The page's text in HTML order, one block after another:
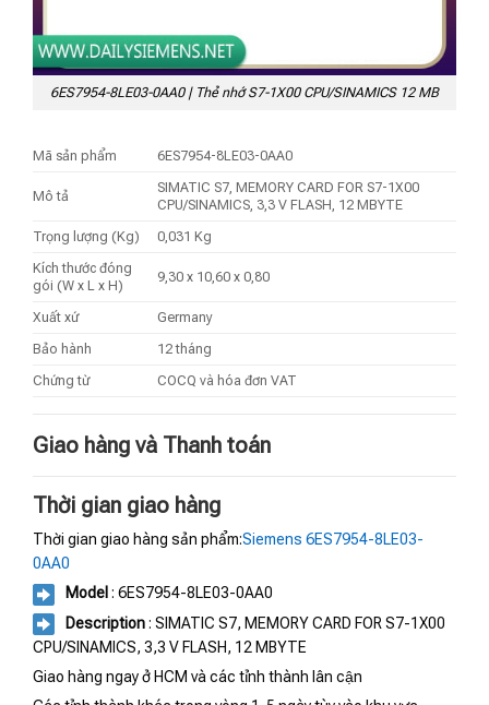
6ES7954-8LE03-0AA0 | Thẻ nhớ S7-1X00 CPU/SINAMICS 12 MB
Mã sản phẩm 6ES7954-8LE03-0AA0
Mô tả
SIMATIC S7, MEMORY CARD FOR S7-1X00
CPU/SINAMICS, 3,3 V FLASH, 12 MBYTE
Trọng lượng (Kg)
0,031 Kg
Kích thước đóng
gói (W x L x H)
9,30 x 10,60 x 0,80
Xuất xứ
Germany
Bảo hành
12 tháng
Chứng từ
COCQ và hóa đơn VAT
Giao hàng và Thanh toán
Thời gian giao hàng
Thời gian giao hàng sản phẩm:Siemens 6ES7954-8LE03-
0AA0
Model : 6ES7954-8LE03-0AA0
Description: SIMATIC S7, MEMORY CARD FOR S7-1X00
CPU/SINAMICS, 3,3 V FLASH, 12 MBYTE
Giao hàng ngay ở HCM và các tỉnh thành lân cận